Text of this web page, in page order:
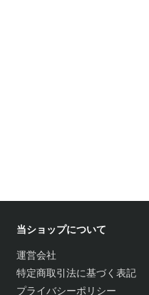
当ショップについて
運営会社
特定商取引法に基づく表記
プライバシーポリシー